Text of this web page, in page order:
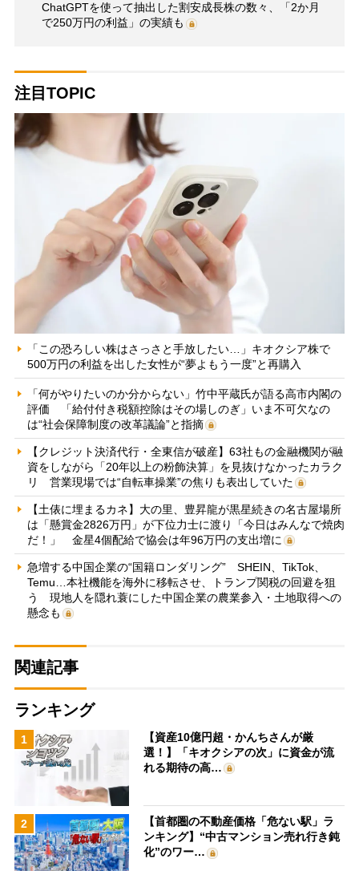
ChatGPTを使って抽出した割安成長株の数々、「2か月
で250万円の利益」の実績も
注目TOPIC
「この恐ろしい株はさっさと手放したい…」キオクシア株で
500万円の利益を出した女性が“夢よもう一度”と再購入
「何がやりたいのか分からない」竹中平蔵氏が語る高市内閣の
評価 「給付付き税額控除はその場しのぎ」いま不可欠なの
は“社会保障制度の改革議論”と指摘
【クレジット決済代行・全東信が破産】63社もの金融機関が融
資をしながら「20年以上の粉飾決算」を見抜けなかったカラク
リ 営業現場では“自転車操業”の焦りも表出していた
【土俵に埋まるカネ】大の里、豊昇龍が黒星続きの名古屋場所
は「懸賞金2826万円」が下位力士に渡り「今日はみんなで焼肉
だ！」 金星4個配給で協会は年96万円の支出増に
急増する中国企業の“国籍ロンダリング” SHEIN、TikTok、
Temu…本社機能を海外に移転させ、トランプ関税の回避を狙
う 現地人を隠れ蓑にした中国企業の農業参入・土地取得への
懸念も
関連記事
ランキング
1
【資産10億円超・かんちさんが厳
選！】「キオクシアの次」に資金が流
れる期待の高…
2
【首都圏の不動産価格「危ない駅」ラ
ンキング】“中古マンション売れ行き鈍
化”のワー…